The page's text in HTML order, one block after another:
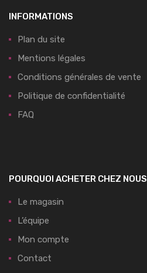
INFORMATIONS
Plan du site
Mentions légales
Conditions générales de vente
Politique de confidentialité
FAQ
POURQUOI ACHETER CHEZ NOUS
Le magasin
L’équipe
Mon compte
Contact